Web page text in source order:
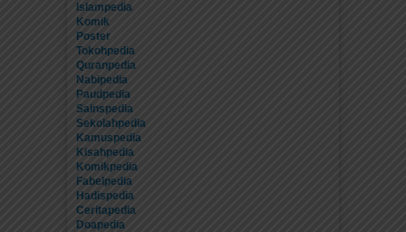
Islampedia
Komik
Poster
Tokohpedia
Quranpedia
Nabipedia
Paudpedia
Sainspedia
Sekolahpedia
Kamuspedia
Kisahpedia
Komikpedia
Fabelpedia
Hadispedia
Ceritapedia
Doapedia